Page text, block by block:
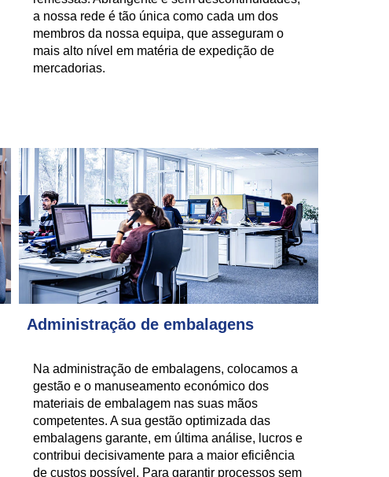
a nossa rede é tão única como cada um dos
membros da nossa equipa, que asseguram o
mais alto nível em matéria de expedição de
mercadorias.
Administração de embalagens
Na administração de embalagens, colocamos a
gestão e o manuseamento económico dos
materiais de embalagem nas suas mãos
competentes. A sua gestão optimizada das
embalagens garante, em última análise, lucros e
contribui decisivamente para a maior eficiência
de custos possível. Para garantir processos sem